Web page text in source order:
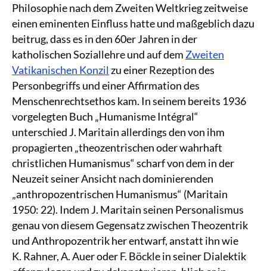
Philosophie nach dem Zweiten Weltkrieg zeitweise
einen eminenten Einfluss hatte und maßgeblich dazu
beitrug, dass es in den 60er Jahren in der
katholischen Soziallehre und auf dem Zweiten
Vatikanischen Konzil zu einer Rezeption des
Personbegriffs und einer Affirmation des
Menschenrechtsethos kam. In seinem bereits 1936
vorgelegten Buch „Humanisme Intégral“
unterschied J. Maritain allerdings den von ihm
propagierten „theozentrischen oder wahrhaft
christlichen Humanismus“ scharf von dem in der
Neuzeit seiner Ansicht nach dominierenden
„anthropozentrischen Humanismus“ (Maritain
1950: 22). Indem J. Maritain seinen Personalismus
genau von diesem Gegensatz zwischen Theozentrik
und Anthropozentrik her entwarf, anstatt ihn wie
K. Rahner, A. Auer oder F. Böckle in seiner Dialektik